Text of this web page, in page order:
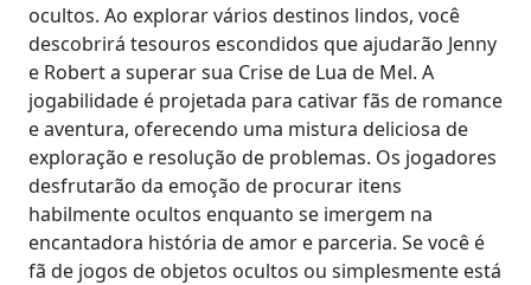
ocultos. Ao explorar vários destinos lindos, você
descobrirá tesouros escondidos que ajudarão Jenny
e Robert a superar sua Crise de Lua de Mel. A
jogabilidade é projetada para cativar fãs de romance
e aventura, oferecendo uma mistura deliciosa de
exploração e resolução de problemas. Os jogadores
desfrutarão da emoção de procurar itens
habilmente ocultos enquanto se imergem na
encantadora história de amor e parceria. Se você é
fã de jogos de objetos ocultos ou simplesmente está